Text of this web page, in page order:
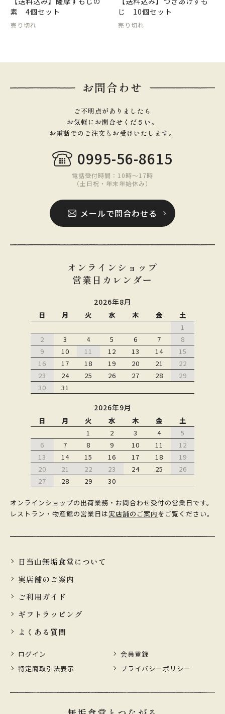
素 4個セット
売り切れ
じ 10個セット
売り切れ
お問合わせ
ご不明点がありましたら
お気軽にお問合せください。
お電話でのご注文もお受けいたします。
0995-56-8615
電話受付時間：10時〜17時
（土日祝・年末年始休み）
メールで問合わせる
オンラインショップ
営業日カレンダー
2026年8月
日 月 火 水 木 金
土
1
2
3 4 5 6 7
8
9
10 11 12 13 14
15
16
17 18 19 20 21
22
23
24 25 26 27 28
29
30
31
2026年9月
日 月 火 水 木 金
土
1
2 3 4
5
6
7 8 9 10 11
12
13
14 15 16 17 18
19
20
21 22 23 24 25
26
27
28 29 30
オンラインショップの出荷業務・お問合わせ受付の営業日です。
レストラン・物産館の営業日は実店舗のご案内 をご覧ください。
日当山無垢食堂について
実店舗のご案内
ご利用ガイド
ギフトラッピング
よくある質問
ログイン
会員登録
特定商取引法表示
プライバシーポリシー